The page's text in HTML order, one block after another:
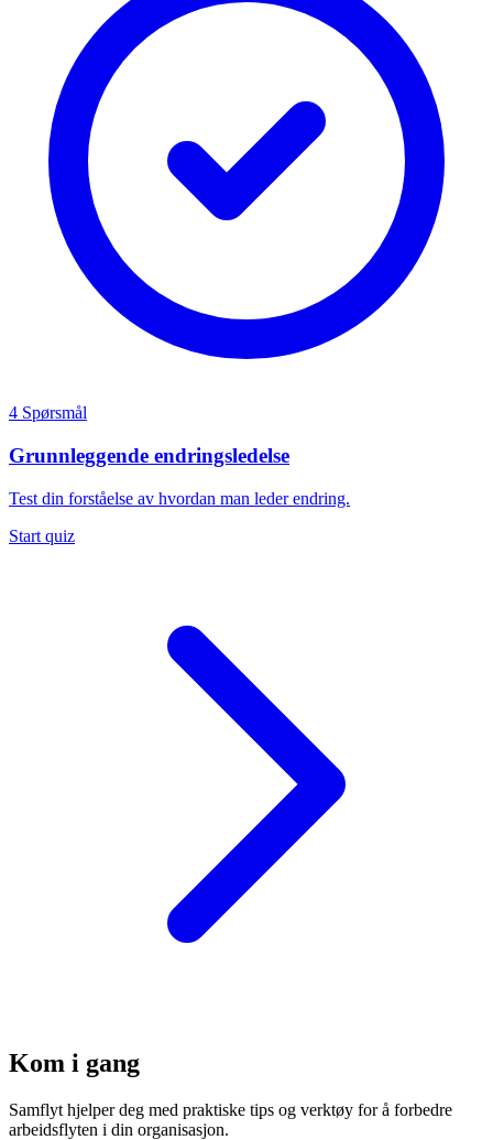
4 Spørsmål
Grunnleggende endringsledelse
Test din forståelse av hvordan man leder endring.
Start quiz
Kom i gang
Samflyt hjelper deg med praktiske tips og verktøy for å forbedre
arbeidsflyten i din organisasjon.